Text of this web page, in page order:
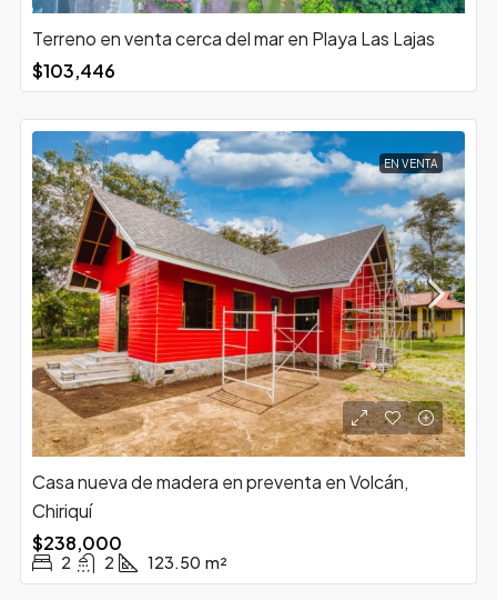
Terreno en venta cerca del mar en Playa Las Lajas
$103,446
EN VENTA
Casa nueva de madera en preventa en Volcán,
Chiriquí
$238,000
2 2 123.50 m²